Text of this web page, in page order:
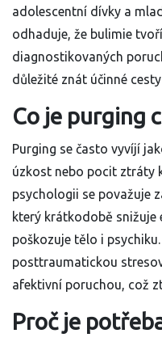
adolescentní dívky a
odhaduje, že bulimie
diagnostikovaných
důležité znát účinné cesty
Co je purging
Purging se často vyvíjí
úzkost nebo pocit ztráty
psychologii se považuje
který krátkodobě snižuje
poškozuje tělo i
posttraumatickou
afektivní poruchou, což
Proč je